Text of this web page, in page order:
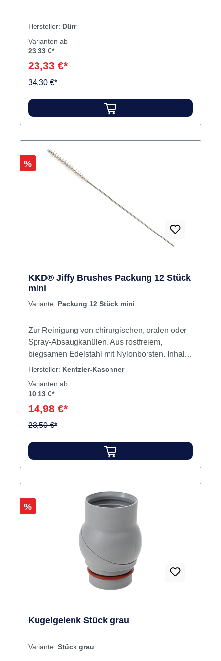
Hersteller: Dürr
Varianten ab
23,33 €*
23,33 €*
34,30 €*
Rabatt
%
KKD® Jiffy Brushes Packung 12 Stück
mini
Variante: Packung 12 Stück mini
Zur Reinigung von chirurgischen, oralen oder
Spray-Absaugkanülen. Aus rostfreiem,
biegsamen Edelstahl mit Nylonborsten. Inhalt
Reinigungsbürsten
Hersteller: Kentzler-Kaschner
Varianten ab
10,13 €*
14,98 €*
23,50 €*
Rabatt
%
Kugelgelenk Stück grau
Variante: Stück grau